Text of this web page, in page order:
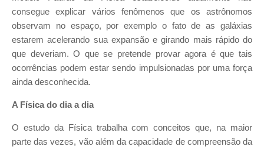
consegue explicar vários fenômenos que os astrônomos
observam no espaço, por exemplo o fato de as galáxias
estarem acelerando sua expansão e girando mais rápido do
que deveriam. O que se pretende provar agora é que tais
ocorrências podem estar sendo impulsionadas por uma força
ainda desconhecida.
A Física do dia a dia
O estudo da Física trabalha com conceitos que, na maior
parte das vezes, vão além da capacidade de compreensão da